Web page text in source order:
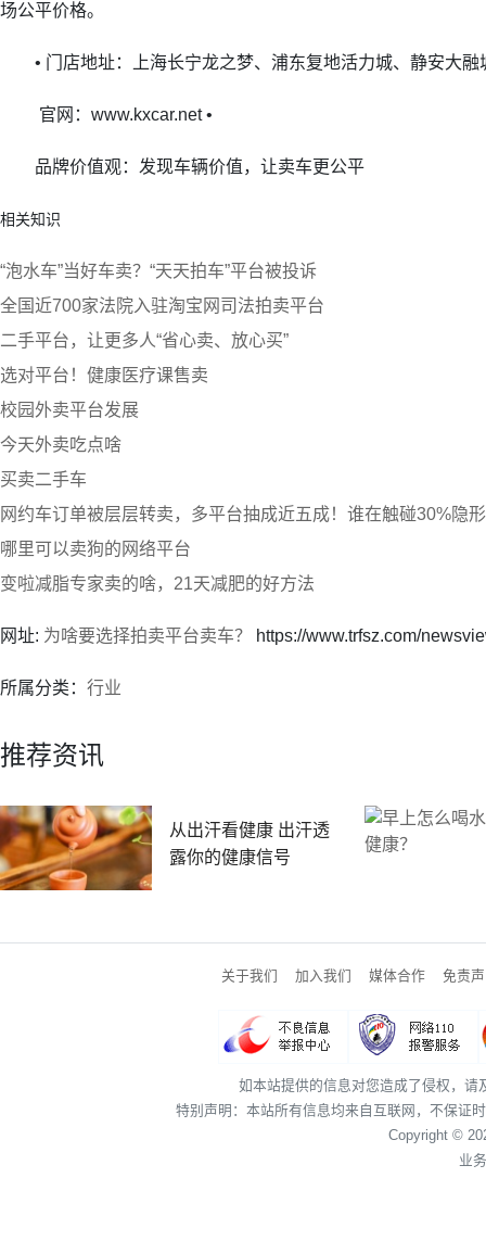
场公平价格。
• 门店地址：上海长宁龙之梦、浦东复地活力城、静安大融
官网：www.kxcar.net •
品牌价值观：发现车辆价值，让卖车更公平
相关知识
“泡水车”当好车卖？“天天拍车”平台被投诉
全国近700家法院入驻淘宝网司法拍卖平台
二手平台，让更多人“省心卖、放心买”
选对平台！健康医疗课售卖
校园外卖平台发展
今天外卖吃点啥
买卖二手车
网约车订单被层层转卖，多平台抽成近五成！谁在触碰30%隐
哪里可以卖狗的网络平台
变啦减脂专家卖的啥，21天减肥的好方法
网址: 为啥要选择拍卖平台卖车？ https://www.trfsz.com/
所属分类： 行业
推荐资讯
从出汗看健康 出汗透
露你的健康信号
关于我们 加入我们 媒体合作 免责
如本站提供的信息对您造成了侵权，
特别声明：本站所有信息均来自互联网，不保证
Copyright ©
业